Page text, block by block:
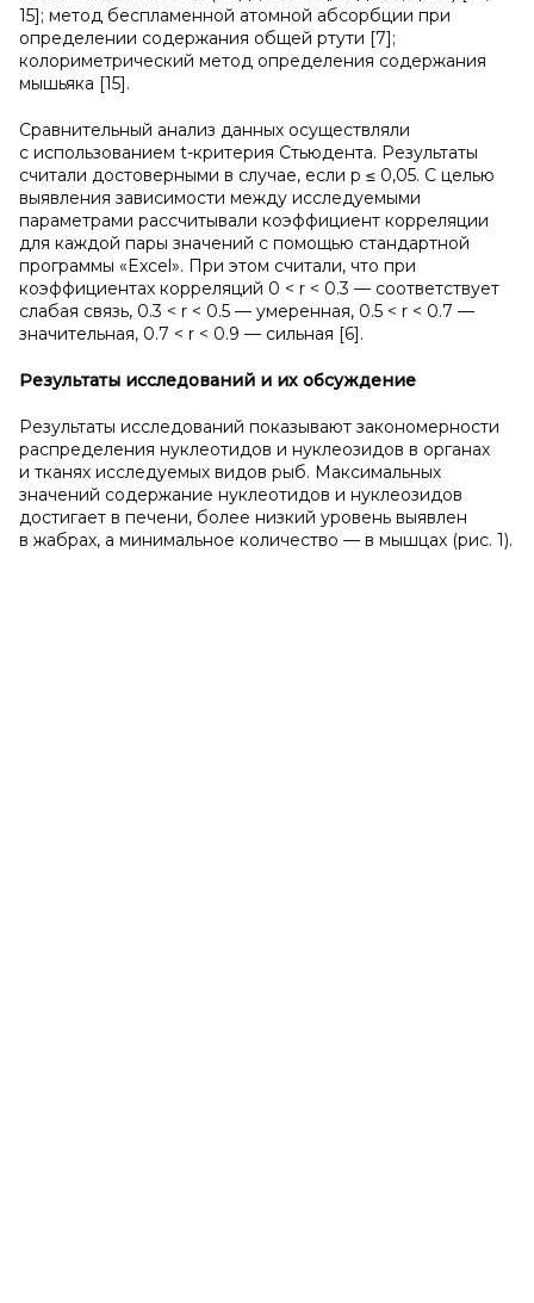
15]; метод беспламенной атомной абсорбции при
определении содержания общей ртути [7];
колориметрический метод определения содержания
мышьяка [15].
Сравнительный анализ данных осуществляли
с использованием t-критерия Стьюдента. Результаты
считали достоверными в случае, если р ≤ 0,05. С целью
выявления зависимости между исследуемыми
параметрами рассчитывали коэффициент корреляции
для каждой пары значений с помощью стандартной
программы «Excel». При этом считали, что при
коэффициентах корреляций 0 < r < 0.3 — соответствует
слабая связь, 0.3 < r < 0.5 — умеренная, 0.5 < r < 0.7 —
значительная, 0.7 < r < 0.9 — сильная [6].
Результаты исследований и их обсуждение
Результаты исследований показывают закономерности
распределения нуклеотидов и нуклеозидов в органах
и тканях исследуемых видов рыб. Максимальных
значений содержание нуклеотидов и нуклеозидов
достигает в печени, более низкий уровень выявлен
в жабрах, а минимальное количество — в мышцах (рис. 1).